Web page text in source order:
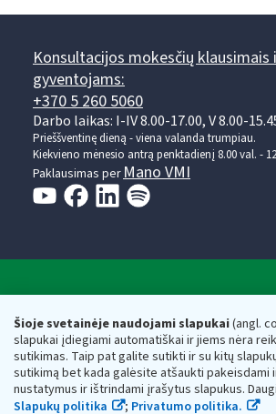
Šioje svetainėje naudojami slapukai(angl.
slapukai įdiegiami automatiškai ir jiems nėra
sutikimas. Taip pat galite sutikti ir su kitų
sutikimą bet kada galėsite atšaukti pakeisdami
nustatymus ir ištrindami įrašytus slapukus.
Slapukų politika
; Privatumo politika.
Konsultacijos mokesčių klausimais
gyventojams:
+370 5 260 5060
Darbo laikas: I-IV 8.00-17.00, V 8.00-
Prieššventinę dieną - viena valanda trumpiau.
Kiekvieno mėnesio antrą penktadienį 8.00 val. -
Paklausimas per Mano VMI
Respublikos finansų ministerijos
Biudžetinė įstaiga. Juridinio asmens kodas —
adresas: Vasario 16-osios g. 14, 01107 Vilnius,
vmi@vmi.lt, E. pristatymo dėžutės adresas
Duomenys apie Valstybinę mokesčių inspekciją